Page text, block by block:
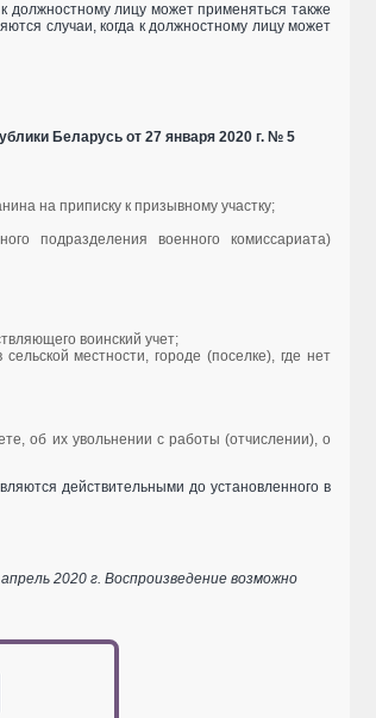
должностному лицу может применяться также
случаи, когда к должностному лицу может
Беларусь от 27 января 2020 г. № 5
на приписку к призывному участку;
подразделения военного комиссариата)
воинский учет;
местности, городе (поселке), где нет
об их увольнении с работы (отчислении), о
действительными до установленного в
2020 г. Воспроизведение возможно